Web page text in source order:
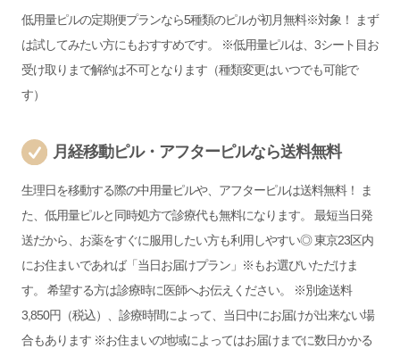
低用量ピルの定期便プランなら5種類のピルが初月無料※対象！ まず
は試してみたい方にもおすすめです。 ※低用量ピルは、3シート目お
受け取りまで解約は不可となります（種類変更はいつでも可能で
す）
月経移動ピル・アフターピルなら送料無料
生理日を移動する際の中用量ピルや、アフターピルは送料無料！ ま
た、低用量ピルと同時処方で診療代も無料になります。 最短当日発
送だから、お薬をすぐに服用したい方も利用しやすい◎ 東京23区内
にお住まいであれば「当日お届けプラン」※もお選びいただけま
す。 希望する方は診療時に医師へお伝えください。 ※別途送料
3,850円（税込）、診療時間によって、当日中にお届けが出来ない場
合もあります ※お住まいの地域によってはお届けまでに数日かかる